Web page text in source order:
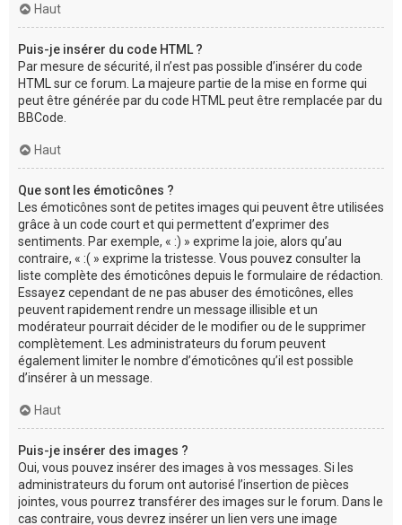
Haut
Puis-je insérer du code HTML ?
Par mesure de sécurité, il n’est pas possible d’insérer du code
HTML sur ce forum. La majeure partie de la mise en forme qui
peut être générée par du code HTML peut être remplacée par du
BBCode.
Haut
Que sont les émoticônes ?
Les émoticônes sont de petites images qui peuvent être utilisées
grâce à un code court et qui permettent d’exprimer des
sentiments. Par exemple, « :) » exprime la joie, alors qu’au
contraire, « :( » exprime la tristesse. Vous pouvez consulter la
liste complète des émoticônes depuis le formulaire de rédaction.
Essayez cependant de ne pas abuser des émoticônes, elles
peuvent rapidement rendre un message illisible et un
modérateur pourrait décider de le modifier ou de le supprimer
complètement. Les administrateurs du forum peuvent
également limiter le nombre d’émoticônes qu’il est possible
d’insérer à un message.
Haut
Puis-je insérer des images ?
Oui, vous pouvez insérer des images à vos messages. Si les
administrateurs du forum ont autorisé l’insertion de pièces
jointes, vous pourrez transférer des images sur le forum. Dans le
cas contraire, vous devrez insérer un lien vers une image